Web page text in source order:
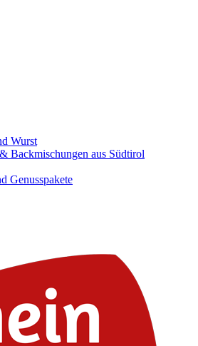
Wurst
Backmischungen aus Südtirol
Genusspakete